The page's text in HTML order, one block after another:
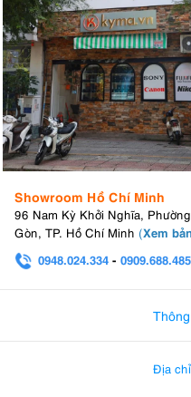
Showroom Hồ Chí Minh
96 Nam Kỳ Khởi Nghĩa,
Gòn, TP. Hồ Chí Minh (Xem
0948.024.334 - 0909.688.485
Địa